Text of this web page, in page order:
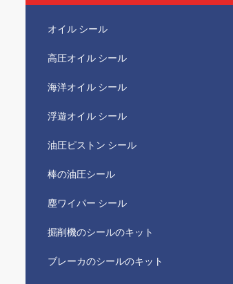
オイル シール
高圧オイル シール
海洋オイル シール
浮遊オイル シール
油圧ピストン シール
棒の油圧シール
塵ワイパー シール
掘削機のシールのキット
ブレーカのシールのキット